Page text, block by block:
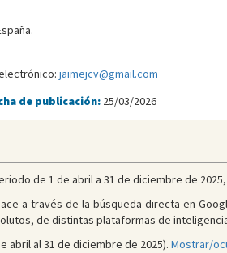
jaimejcv@gmail.com
de publicación: 25/03/2026
de 1 de abril a 31 de diciembre de
a través de la búsqueda directa en
de distintas plataformas de
abril al 31 de diciembre de 2025). Mostrar/